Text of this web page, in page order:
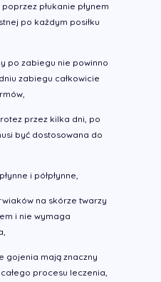
płukanie płynem
po każdym posiłku
po zabiegu nie powinno
zabiegu całkowicie
przez kilka dni, po
być dostosowana do
i półpłynne,
na skórze twarzy
i nie wymaga
gojenia mają znaczny
procesu leczenia,